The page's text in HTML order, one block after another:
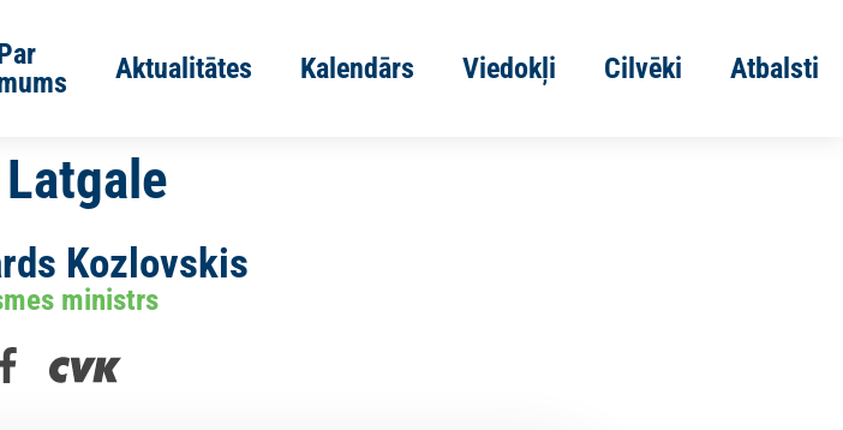
Aktualitātes Kalendārs Viedokļi Cilvēki Atbalsti
Kozlovskis
ministrs